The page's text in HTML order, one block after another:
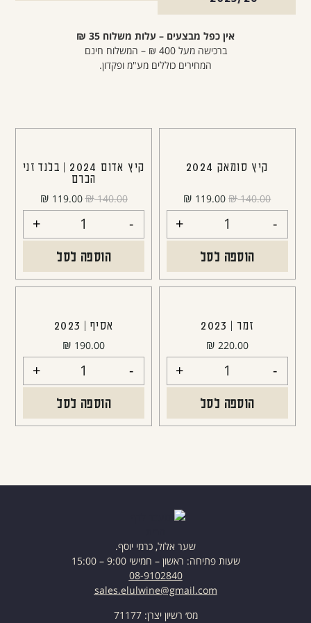
אין כפל מבצעים – עלות משלוח 35 ₪
ברכישה מעל 400 ₪ – המשלוח חינם
המחירים כוללים מע"מ ופקדון.
קיץ סומאק 2024
₪140.00
₪ 119.00
-
+
הוספה לסל
קיץ אדום 2024 | בלנד זני
הכרם
₪140.00
₪ 119.00
-
+
הוספה לסל
זמר | 2023
₪ 220.00
-
+
הוספה לסל
אסיף | 2023
₪ 190.00
-
+
הוספה לסל
שער אלול, כרמי יוסף.
שעות פתיחה: ראשון – חמישי 9:00 – 15:00
08-9102840
sales.elulwine@gmail.com
מס׳ רשיון יצרן: 71177